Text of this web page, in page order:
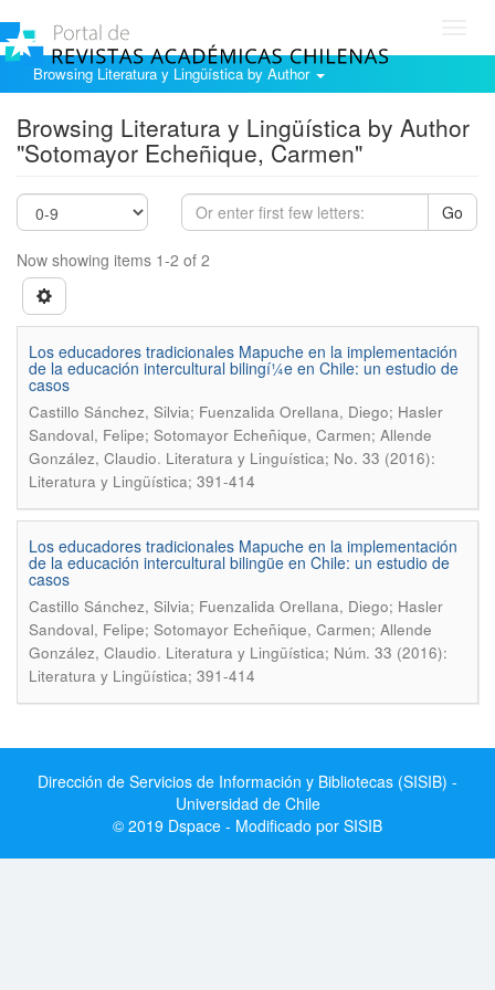
Browsing Literatura y Lingüística by Author
Browsing Literatura y Lingüística by Author
"Sotomayor Echeñique, Carmen"
Go
Now showing items 1-2 of 2
Los educadores tradicionales Mapuche en la implementación
de la educación intercultural bilingí¼e en Chile: un estudio de
casos
Castillo Sánchez, Silvia; Fuenzalida Orellana, Diego; Hasler
Sandoval, Felipe; Sotomayor Echeñique, Carmen; Allende
González, Claudio. Literatura y Linguí­stica; No. 33 (2016):
Literatura y Lingüística; 391-414
Los educadores tradicionales Mapuche en la implementación
de la educación intercultural bilingüe en Chile: un estudio de
casos
Castillo Sánchez, Silvia; Fuenzalida Orellana, Diego; Hasler
Sandoval, Felipe; Sotomayor Echeñique, Carmen; Allende
González, Claudio. Literatura y Lingüística; Núm. 33 (2016):
Literatura y Lingüística; 391-414
Dirección de Servicios de Información y Bibliotecas (SISIB) -
Universidad de Chile
© 2019 Dspace - Modificado por SISIB